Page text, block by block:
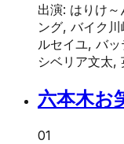
出演: はりけ
ング, バイク
ルセイユ, バ
シベリア文太,
六本木お
01